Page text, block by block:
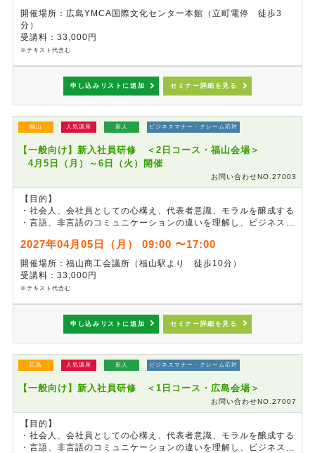
※本セミナーは、事前準備の都合上、
申し込み締切を3月14日
（日）24:00とさせていただきます。
※本講座は4月5日（月）、6日（火）の2日間コースとなっており
開催場所：広島YMCA国際文化センター本館（立町電停 徒歩3
分）
受講料：33,000円
※テキスト代含む
申し込みリストに追加 セミナー詳細を見る
福山 人気講座 新人 ビジネスマナー・クレーム応対
【一般向け】新入社員研修 ＜2日コース・福山会場＞
4月5日（月）～6日（火）開催
お問い合わせNO.27003
【目的】
・社会人、会社員としての心構え、代表者意識、モラルを醸成する
・言語、非言語のコミュニケーションの違いを理解し、ビジネスマ
・チームの一員として、仕事の進め方を学ぶ
※本セミナーは、事前準備の都合上、
申し込み締切を3月14日
（日）24:00
とさせていただきます。
ます（各日9:00～17:00）。
2027年04月05日（月） 09:00 〜17:00
開催場所：福山商工会議所（福山駅より 徒歩10分）
受講料：33,000円
※テキスト代含む
申し込みリストに追加 セミナー詳細を見る
広島 人気講座 新人 ビジネスマナー・クレーム応対
【一般向け】新入社員研修 ＜1日コース・広島会場＞
お問い合わせNO.27007
【目的】
・社会人、会社員としての心構え、代表者意識、モラルを醸成する
・言語、非言語のコミュニケーションの違いを理解し、ビジネスマ